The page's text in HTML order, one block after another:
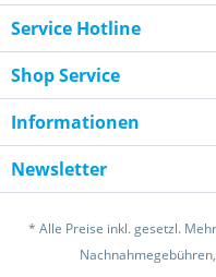
Service Hotline
Shop Service
Informationen
Newsletter
* Alle Preise inkl. gesetzl.